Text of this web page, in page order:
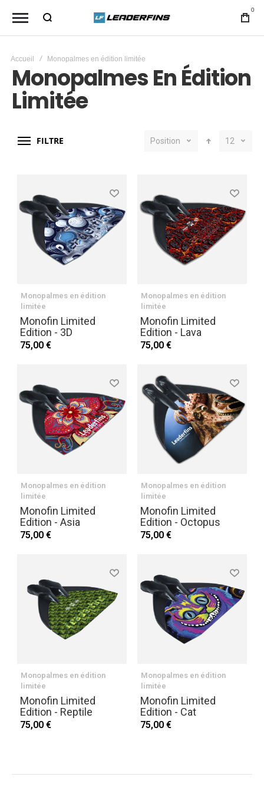
0
Accueil Monopalmes en édition limitée
Monopalmes En Édition
Limitée
FILTRE Position 12
Monopalmes en édition
limitée
Monofin Limited
Edition - 3D
75,00 €
Monopalmes en édition
limitée
Monofin Limited
Edition - Lava
75,00 €
Monopalmes en édition
limitée
Monofin Limited
Edition - Asia
75,00 €
Monopalmes en édition
limitée
Monofin Limited
Edition - Octopus
75,00 €
Monopalmes en édition
limitée
Monofin Limited
Edition - Reptile
75,00 €
Monopalmes en édition
limitée
Monofin Limited
Edition - Cat
75,00 €